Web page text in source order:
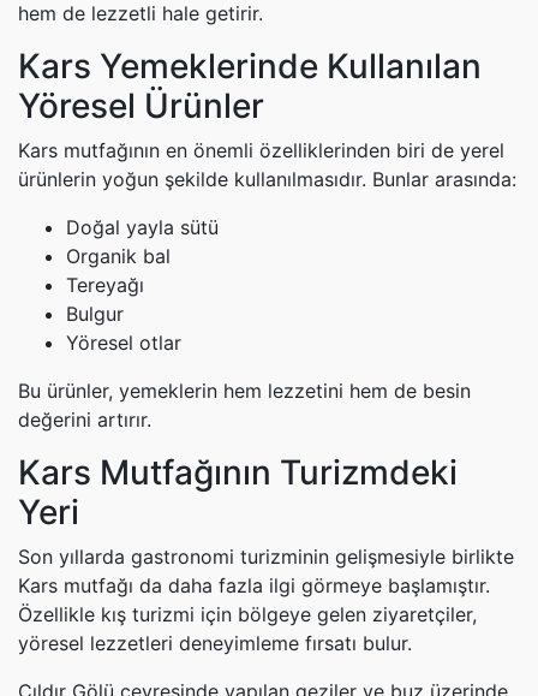
hem de lezzetli hale getirir.
Kars Yemeklerinde Kullanılan
Yöresel Ürünler
Kars mutfağının en önemli özelliklerinden biri de yerel
ürünlerin yoğun şekilde kullanılmasıdır. Bunlar arasında:
Doğal yayla sütü
Organik bal
Tereyağı
Bulgur
Yöresel otlar
Bu ürünler, yemeklerin hem lezzetini hem de besin
değerini artırır.
Kars Mutfağının Turizmdeki
Yeri
Son yıllarda gastronomi turizminin gelişmesiyle birlikte
Kars mutfağı da daha fazla ilgi görmeye başlamıştır.
Özellikle kış turizmi için bölgeye gelen ziyaretçiler,
yöresel lezzetleri deneyimleme fırsatı bulur.